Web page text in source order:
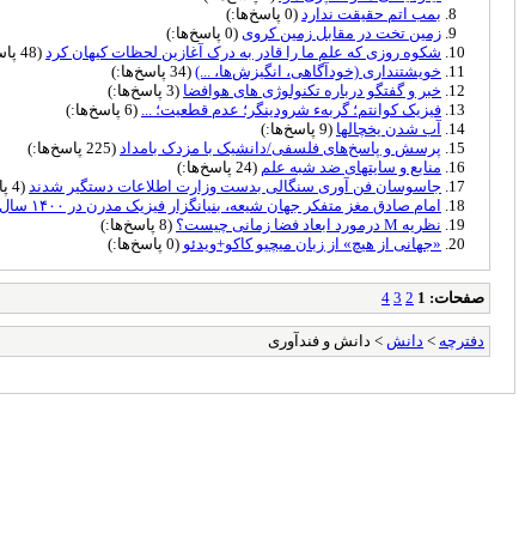
بمب اتم حقیقت ندارد (0 پاسخ‌ها:)
زمین تخت در مقابل زمین کروی (0 پاسخ‌ها:)
شکوه روزی که علم ما را قادر به درک آغازین لحظات کیهان کرد (48 پاسخ‌ها:)
خویشتنداری (خودآگاهی، انگیزش‌ها، ...) (34 پاسخ‌ها:)
خبر و گفتگو درباره تکنولوژی های هوافضا (3 پاسخ‌ها:)
فیزیک کوانتم؛ گربهء شرودینگر؛ عدم قطعیت؛ ...
(6 پاسخ‌ها:)
آب شدن یخچالها (9 پاسخ‌ها:)
پرسش و پاسخ‌های فلسفی/دانشیک با مزدک بامداد (225 پاسخ‌ها:)
منابع و سایتهای ضد شبه علم (24 پاسخ‌ها:)
جاسوسان فن آوری سنگالی بدست وزارت اطلاعات دستگیر شدند (4 پاسخ‌ها:)
امام صادق مغز متفکر جهان شیعه، بنیانگزار فیزیک مدرن در ۱۴۰۰ سال ?...
نظریه M درمورد ابعاد فضا زمانی چیست؟
(8 پاسخ‌ها:)
«جهانی از هیچ» از زبان میچیو کاکو+ویدئو (0 پاسخ‌ها:)
صفحات: 1
2
3
4
دفترچه > دانش > دانش و فندآوری